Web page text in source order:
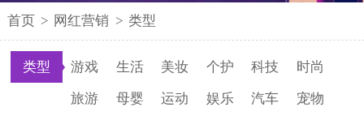
首页 > 网红营销 > 类型
类型 游戏 生活 美妆 个护 科技 时尚
旅游 母婴 运动 娱乐 汽车 宠物